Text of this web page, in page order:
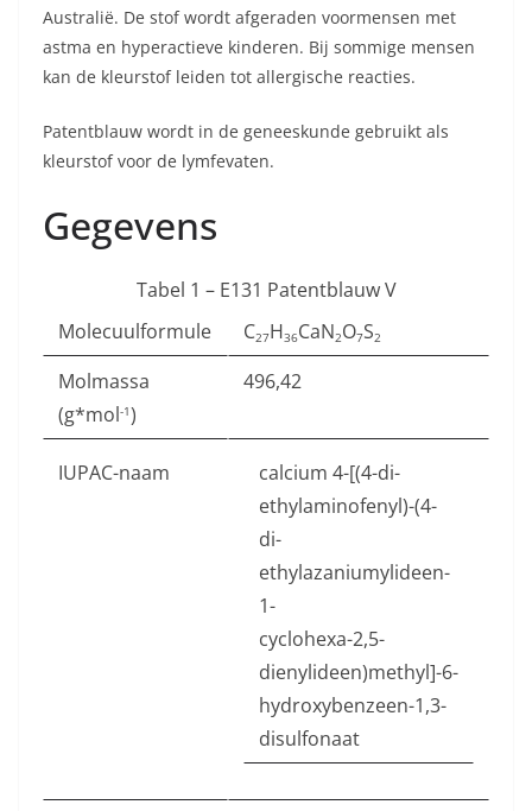
Australië. De stof wordt afgeraden voormensen met
astma en hyperactieve kinderen. Bij sommige mensen
kan de kleurstof leiden tot allergische reacties.
Patentblauw wordt in de geneeskunde gebruikt als
kleurstof voor de lymfevaten.
Gegevens
Tabel 1 – E131 Patentblauw V
Molecuulformule
C27H36CaN2O7S2
Molmassa
(g*mol-1)
496,42
IUPAC-naam
calcium 4-[(4-di-
ethylaminofenyl)-(4-
di-
ethylazaniumylideen-
1-
cyclohexa-2,5-
dienylideen)methyl]-6-
hydroxybenzeen-1,3-
disulfonaat